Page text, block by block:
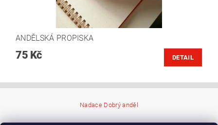
ANDĚLSKÁ PROPISKA
75 Kč DETAIL
Nadace Dobrý anděl